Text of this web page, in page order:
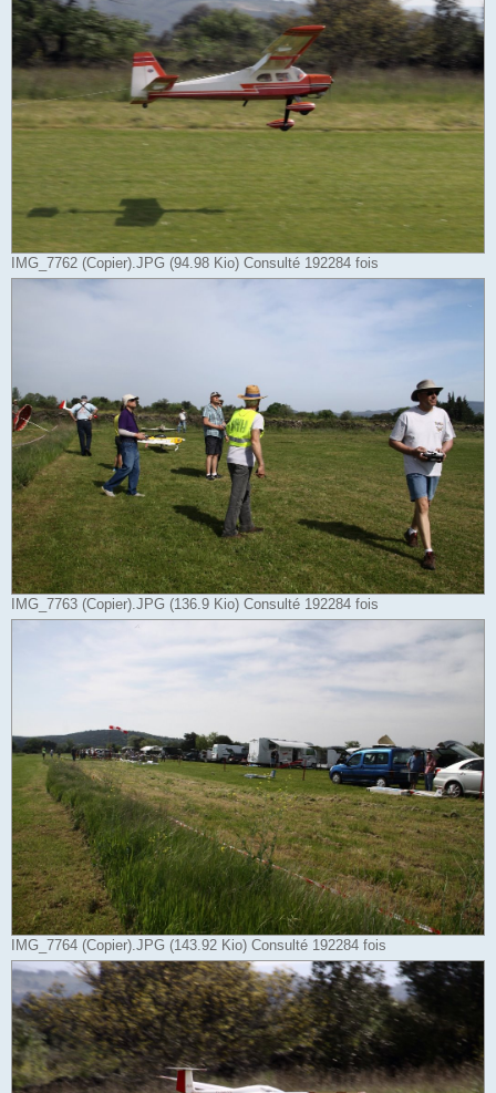
IMG_7762 (Copier).JPG (94.98 Kio) Consulté 192284 fois
IMG_7763 (Copier).JPG (136.9 Kio) Consulté 192284 fois
IMG_7764 (Copier).JPG (143.92 Kio) Consulté 192284 fois